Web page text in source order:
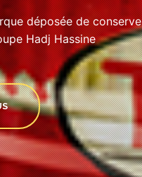
déposée de
Hadj Hassine